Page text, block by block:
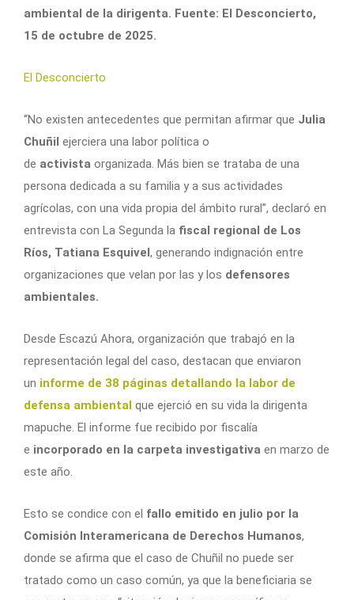
ambiental de la dirigenta. Fuente: El Desconcierto,
15 de octubre de 2025.
El Desconcierto
“No existen antecedentes que permitan afirmar que Julia
Chuñil ejerciera una labor política o
de activista organizada. Más bien se trataba de una
persona dedicada a su familia y a sus actividades
agrícolas, con una vida propia del ámbito rural”, declaró en
entrevista con La Segunda la fiscal regional de Los
Ríos, Tatiana Esquivel, generando indignación entre
organizaciones que velan por las y los defensores
ambientales.
Desde Escazú Ahora, organización que trabajó en la
representación legal del caso, destacan que enviaron
un informe de 38 páginas detallando la labor de
defensa ambiental que ejerció en su vida la dirigenta
mapuche. El informe fue recibido por fiscalía
e incorporado en la carpeta investigativa en marzo de
este año.
Esto se condice con el fallo emitido en julio por la
Comisión Interamericana de Derechos Humanos,
donde se afirma que el caso de Chuñil no puede ser
tratado como un caso común, ya que la beneficiaria se